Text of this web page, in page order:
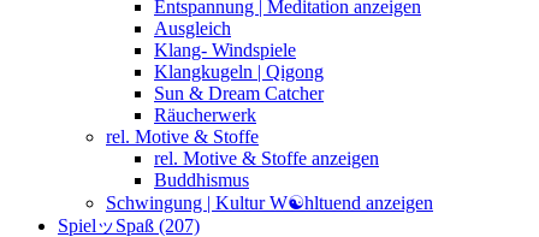
Entspannung | Meditation anzeigen
Ausgleich
Klang- Windspiele
Klangkugeln | Qigong
Sun & Dream Catcher
Räucherwerk
rel. Motive & Stoffe
rel. Motive & Stoffe anzeigen
Buddhismus
Schwingung | Kultur W☯︎hltuend anzeigen
SpielッSpaß (207)